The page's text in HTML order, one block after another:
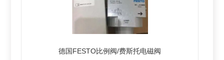
德国FESTO比例阀/费斯托电磁阀